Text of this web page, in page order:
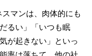
マンは、肉体的にも
るい」「いつも眠
が起きない」といっ